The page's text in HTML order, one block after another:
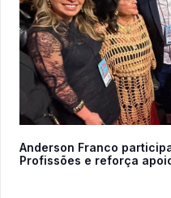
Anderson Franco
Profissões e reforça